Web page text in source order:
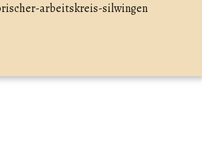
arbeitskreis-silwingen